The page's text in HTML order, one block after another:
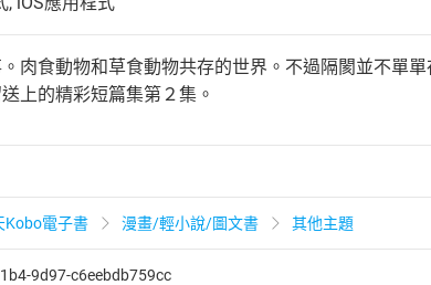
肉食動物和草食動物共存的世界。不過隔閡並不單
上的精彩短篇集第２集。
Kobo電子書 漫畫/輕小說/圖文書 其他主題
9d97-c6eebdb759cc